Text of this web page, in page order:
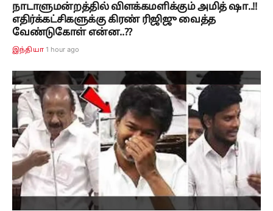
நாடாளுமன்றத்தில் விளக்கமளிக்கும் அமித் ஷா..!!
எதிர்க்கட்சிகளுக்கு கிரண் ரிஜிஜு வைத்த
வேண்டுகோள் என்ன..??
இந்தியா 1 hour ago